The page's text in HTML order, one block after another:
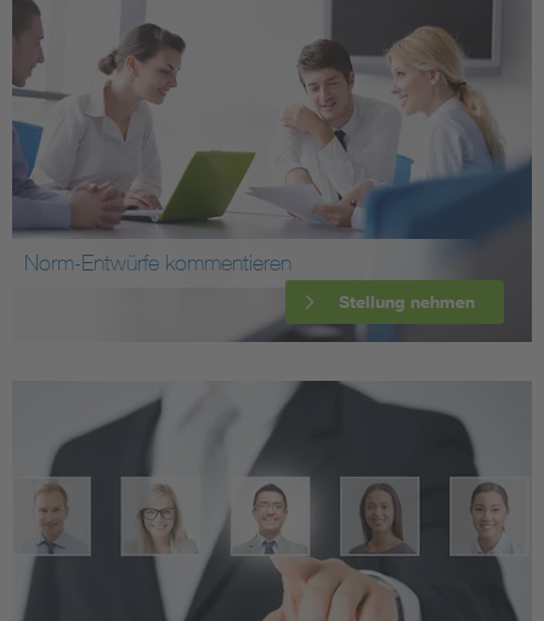
Norm-Entwürfe kommentieren
Stellung nehmen